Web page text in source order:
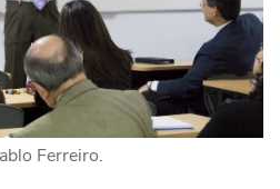
Ferreiro.